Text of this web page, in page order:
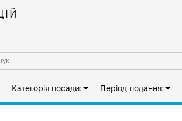
Категорія посади: Період подання: